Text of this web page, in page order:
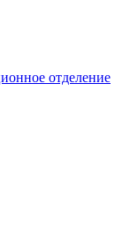
отделение